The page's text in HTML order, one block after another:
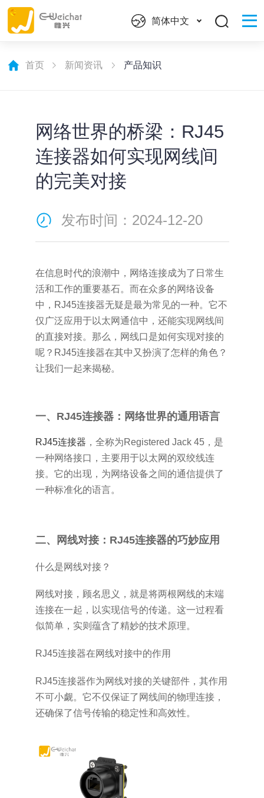
简体中文
首页 新闻资讯 产品知识
网络世界的桥梁：RJ45
连接器如何实现网线间
的完美对接
发布时间：2024-12-20
在信息时代的浪潮中，网络连接成为了日常生
活和工作的重要基石。而在众多的网络设备
中，RJ45连接器无疑是最为常见的一种。它不
仅广泛应用于以太网通信中，还能实现网线间
的直接对接。那么，网线口是如何实现对接的
呢？RJ45连接器在其中又扮演了怎样的角色？
让我们一起来揭秘。
一、RJ45连接器：网络世界的通用语言
RJ45连接器 ，全称为Registered Jack 45，是
一种网络接口，主要用于以太网的双绞线连
接。它的出现，为网络设备之间的通信提供了
一种标准化的语言。
二、网线对接：RJ45连接器的巧妙应用
什么是网线对接？
网线对接，顾名思义，就是将两根网线的末端
连接在一起，以实现信号的传递。这一过程看
似简单，实则蕴含了精妙的技术原理。
RJ45连接器在网线对接中的作用
RJ45连接器作为网线对接的关键部件，其作用
不可小觑。它不仅保证了网线间的物理连接，
还确保了信号传输的稳定性和高效性。